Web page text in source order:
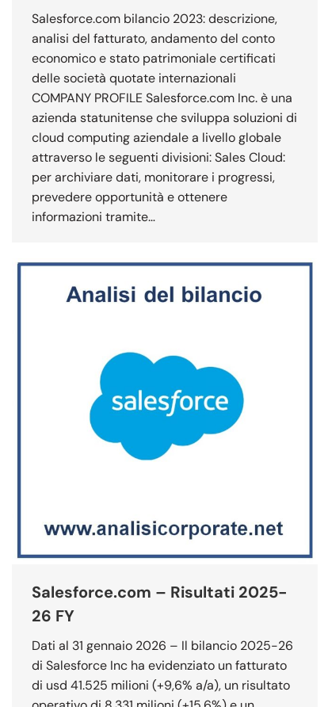
Salesforce.com bilancio 2023: descrizione,
analisi del fatturato, andamento del conto
economico e stato patrimoniale certificati
delle società quotate internazionali
COMPANY PROFILE Salesforce.com Inc. è una
azienda statunitense che sviluppa soluzioni di
cloud computing aziendale a livello globale
attraverso le seguenti divisioni: Sales Cloud:
per archiviare dati, monitorare i progressi,
prevedere opportunità e ottenere
informazioni tramite…
Salesforce.com – Risultati 2025-
26 FY
Dati al 31 gennaio 2026 – Il bilancio 2025-26
di Salesforce Inc ha evidenziato un fatturato
di usd 41.525 milioni (+9,6% a/a), un risultato